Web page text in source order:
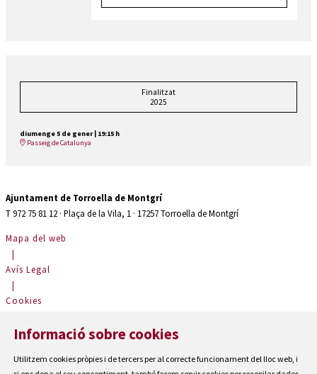
Finalitzat
2025
diumenge 5 de gener| 19:15 h
Passeig de Catalunya
Ajuntament de Torroella de Montgrí
T 972 75 81 12 · Plaça de la Vila, 1 · 17257 Torroella de Montgrí
Mapa del web
|
Avís Legal
|
Cookies
Contactar
Accessibilitat
Informació sobre cookies
Utilitzem cookies pròpies i de tercers per al correcte funcionament del lloc web, i